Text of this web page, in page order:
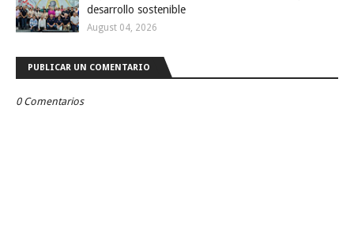
desarrollo sostenible
August 04, 2026
PUBLICAR UN COMENTARIO
0 Comentarios